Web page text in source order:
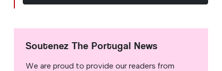
Soutenez The Portugal News
We are proud to provide our readers from